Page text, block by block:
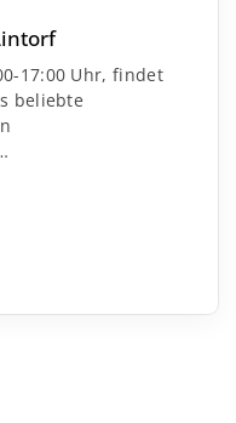
17:00 Uhr, findet
beliebte